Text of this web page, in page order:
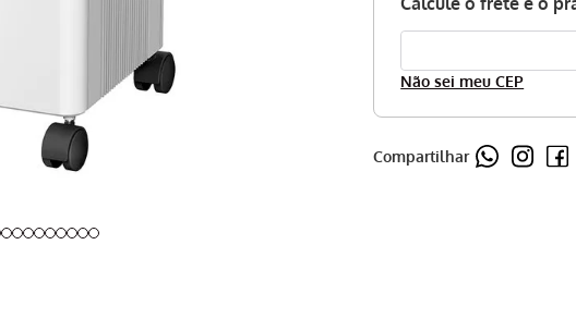
Não sei meu CEP
Compartilhar